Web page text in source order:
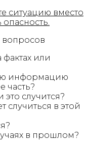
ситуацию вместо
вопросов
или
информацию
часть?
это случится?
случиться в этой
в прошлом?